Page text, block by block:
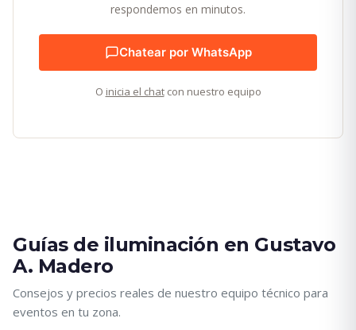
respondemos en minutos.
Chatear por WhatsApp
O inicia el chatcon nuestro equipo
Guías de iluminación en Gustavo
A. Madero
Consejos y precios reales de nuestro equipo técnico para
eventos en tu zona.